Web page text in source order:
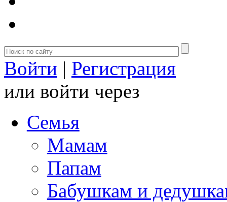
Войти | Регистрация
или войти через
Семья
Мамам
Папам
Бабушкам и